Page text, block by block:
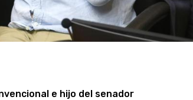
e hijo del senador